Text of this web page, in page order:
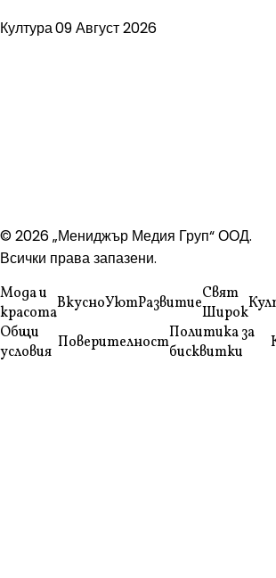
Култура09 Август 2026
© 2026 „Мениджър Медия Груп“ ООД.
Всички права запазени.
Мода и
красотаВкусноУютРазвитиеСвят
Широк
Общи
условия ПоверителностПолитика за
бисквитки